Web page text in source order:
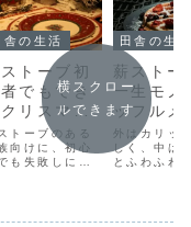
舎の生活
トーブ初
でもでき
リスマス
5選
トーブのある
向けに、初心
も失敗しにく
田舎の生
薪スト
一生モノ
ッフルメ
ー＝絶品
フル
外はカリッ
しく、中は
とふわふわ
ね。今回は
横スクロー
ルできます